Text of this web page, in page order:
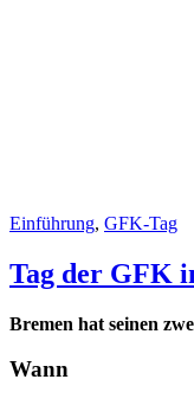
Einführung, GFK-Tag
Tag der GFK
Bremen hat seinen
Wann